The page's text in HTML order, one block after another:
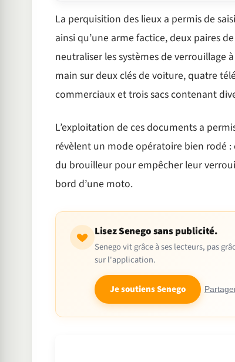
La perquisition des lieux a permis de
ainsi qu’une arme factice, deux paires
neutraliser les systèmes de verrouillage
main sur deux clés de voiture, quatre
commerciaux et trois sacs contenant
L’exploitation de ces documents a
révèlent un mode opératoire bien rodé :
du brouilleur pour empêcher leur
bord d’une moto.
Lisez Senego sans publicité.
Senego vit grâce à ses lecteurs, pas
sur l'application.
Je soutiens Senego